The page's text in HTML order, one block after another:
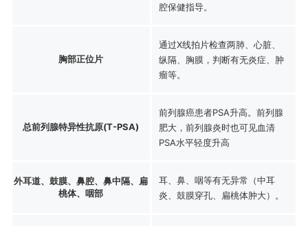
腔保健指导。
胸部正位片
通过X线拍片检查两肺、心脏、
纵隔、胸膜，判断有无炎症、肿
瘤等。
总前列腺特异性抗原(T-PSA)
前列腺癌患者PSA升高。前列腺
肥大，前列腺炎时也可见血清
PSA水平轻度升高
外耳道、鼓膜、鼻腔、鼻中隔、扁
桃体、咽部
耳、鼻、咽等有无异常（中耳
炎、鼓膜穿孔、扁桃体肿大）。